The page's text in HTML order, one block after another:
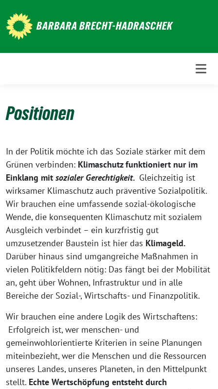
zum
Inhalt
BARBARA BRECHT-HADRASCHEK
Positionen
In der Politik möchte ich das Soziale stärker mit dem
Grünen verbinden: Klimaschutz funktioniert nur im
Einklang mit sozialer Gerechtigkeit. Gleichzeitig ist
wirksamer Klimaschutz auch präventive Sozialpolitik.
Wir brauchen eine umfassende sozial-ökologische
Wende, die konsequenten Klimaschutz mit sozialem
Ausgleich verbindet – ein kurzfristig gut
umzusetzender Baustein ist hier das Klimageld.
Darüber hinaus sind umgangreiche Maßnahmen in
vielen Politikfeldern nötig: Das fängt bei der Mobilität
an, geht über Wohnen, Infrastruktur und in alle
Bereiche der Sozial-, Wirtschafts- und Finanzpolitik.
Wir brauchen eine andere Logik des Wirtschaftens:
Erfolgreich ist, wer menschen- und
gemeinwohlorientierte Kriterien in seine Planungen
miteinbezieht, wer die Menschen und die Ressourcen
unseres Landes, unseres Planeten, in den Mittelpunkt
stellt. Echte Wertschöpfung entsteht durch